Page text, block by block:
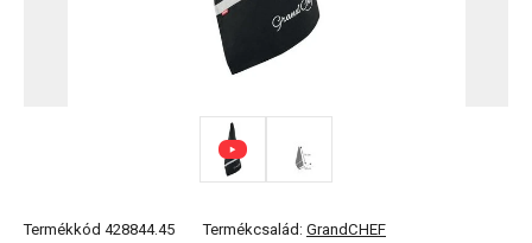
Termékkód 428844.45 Termékcsalád: GrandCHEF